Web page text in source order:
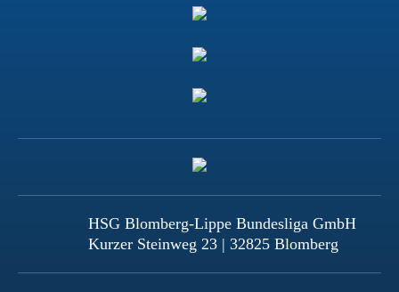
HSG Blomberg-Lippe Bundesliga GmbH
Kurzer Steinweg 23 | 32825 Blomberg